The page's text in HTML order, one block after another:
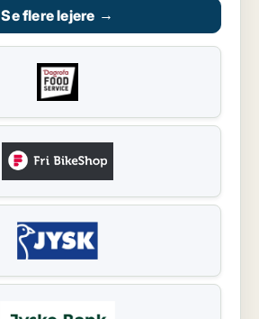
Se flere lejere →